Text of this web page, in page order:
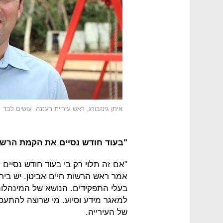
איתן גינזבורג, ראש עיריית רעננה. עושים לבד
"בעוד חודש נסיים את הקמת
"אם זה תלוי רק בי בעוד חודש
אמר ראש הרשות חיים אביטן. יש
בעלי התפקידים. הנושא של
למאגר מידע וסיוע. מי שרוצה
של העירייה.